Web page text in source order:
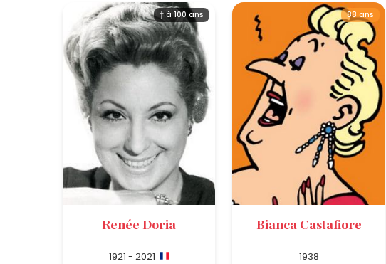
† à 100 ans
Renée Doria
1921 - 2021
88 ans
Bianca Castafiore
1938